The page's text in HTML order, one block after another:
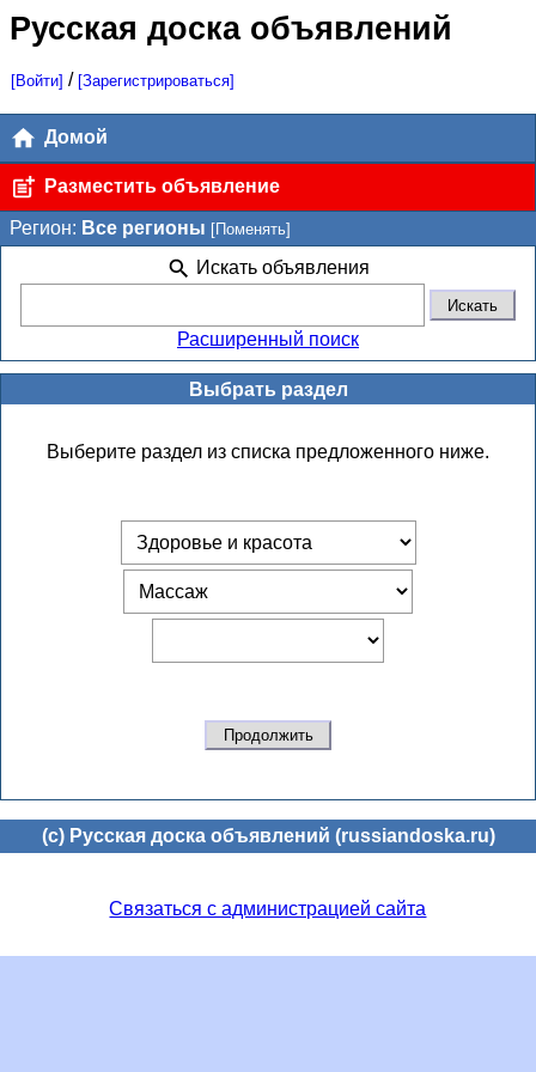
Русская доска объявлений
[Войти] / [Зарегистрироваться]
Домой
Разместить объявление
Регион: Все регионы [Поменять]
Искать объявления
Расширенный поиск
Выбрать раздел
Выберите раздел из списка предложенного ниже.
(c) Русская доска объявлений (russiandoska.ru)
Связаться с администрацией сайта